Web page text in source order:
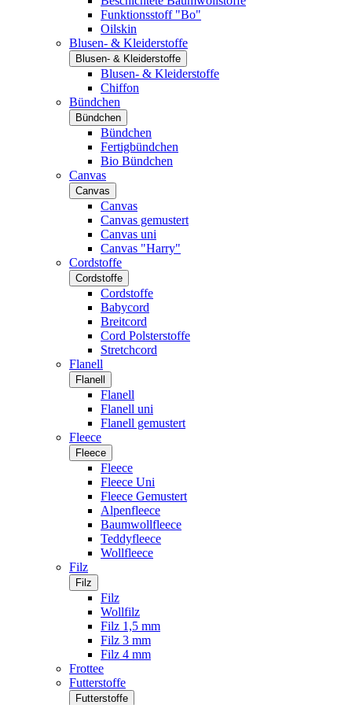
Funktionsstoff "Bo"
Oilskin
Blusen- & Kleiderstoffe
Blusen- & Kleiderstoffe
Blusen- & Kleiderstoffe
Chiffon
Bündchen
Bündchen
Bündchen
Fertigbündchen
Bio Bündchen
Canvas
Canvas
Canvas
Canvas gemustert
Canvas uni
Canvas "Harry"
Cordstoffe
Cordstoffe
Cordstoffe
Babycord
Breitcord
Cord Polsterstoffe
Stretchcord
Flanell
Flanell
Flanell
Flanell uni
Flanell gemustert
Fleece
Fleece
Fleece
Fleece Uni
Fleece Gemustert
Alpenfleece
Baumwollfleece
Teddyfleece
Wollfleece
Filz
Filz
Filz
Wollfilz
Filz 1,5 mm
Filz 3 mm
Filz 4 mm
Frottee
Futterstoffe
Futterstoffe